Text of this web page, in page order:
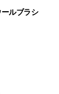
ルブラシ